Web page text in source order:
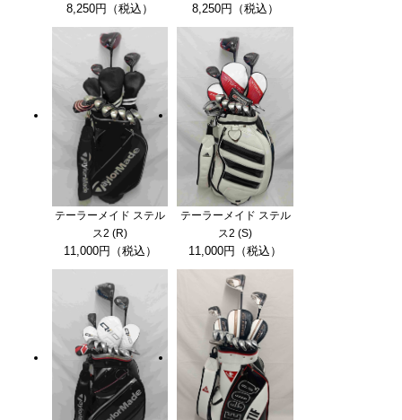
8,250円（税込） 8,250円（税込）
テーラーメイド ステル
ス2 (R)
11,000円（税込）
テーラーメイド ステル
ス2 (S)
11,000円（税込）